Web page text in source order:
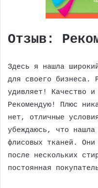
Отзыв:
Здесь я нашла
для своего бизнеса.
удивляет! Качество
Рекомендую! Плюс
нет, отличные
убеждаюсь, что нашла
флисовых тканей.
после нескольких
постоянная